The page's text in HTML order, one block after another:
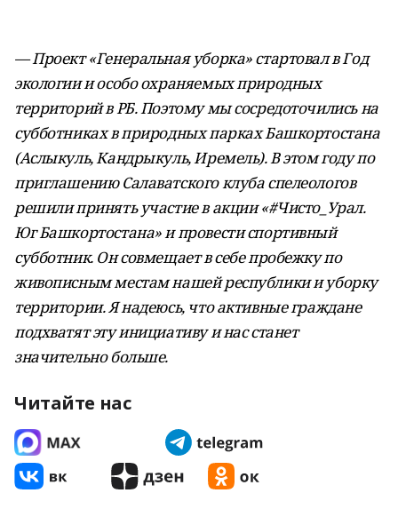
— Проект «Генеральная уборка» стартовал в Год
экологии и особо охраняемых природных
территорий в РБ. Поэтому мы сосредоточились на
субботниках в природных парках Башкортостана
(Аслыкуль, Кандрыкуль, Иремель). В этом году по
приглашению Салаватского клуба спелеологов
решили принять участие в акции «#Чисто_Урал.
Юг Башкортостана» и провести спортивный
субботник. Он совмещает в себе пробежку по
живописным местам нашей республики и уборку
территории. Я надеюсь, что активные граждане
подхватят эту инициативу и нас станет
значительно больше.
Читайте нас